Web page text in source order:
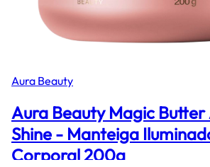
Aura Beauty
Aura Beauty Magic
Shine - Manteiga
Corporal 200g